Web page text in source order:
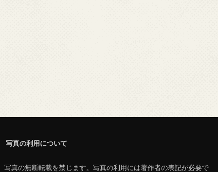
写真の利用について
写真の無断転載を禁じます。写真の利用には著作者の表記が必要で